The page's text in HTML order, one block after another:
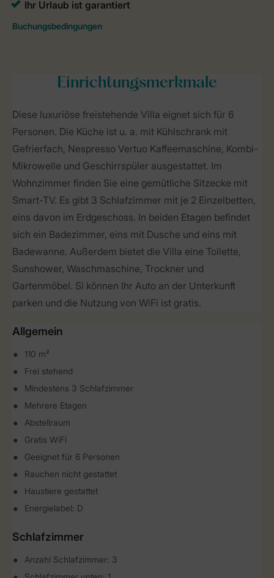
Einrichtungsmerkmale
Diese luxuriöse freistehende Villa eignet sich für 6
Personen. Die Küche ist u. a. mit Kühlschrank mit
Gefrierfach, Nespresso Vertuo Kaffeemaschine, Kombi-
Mikrowelle und Geschirrspüler ausgestattet. Im
Wohnzimmer finden Sie eine gemütliche Sitzecke mit
Smart-TV. Es gibt 3 Schlafzimmer mit je 2 Einzelbetten,
eins davon im Erdgeschoss. In beiden Etagen befindet
sich ein Badezimmer, eins mit Dusche und eins mit
Badewanne. Außerdem bietet die Villa eine Toilette,
Sunshower, Waschmaschine, Trockner und
Gartenmöbel. Si können Ihr Auto an der Unterkunft
parken und die Nutzung von WiFi ist gratis.
Allgemein
110 m²
Frei stehend
Mindestens 3 Schlafzimmer
Mehrere Etagen
Abstellraum
Gratis WiFi
Geeignet für 6 Personen
Rauchen nicht gestattet
Haustiere gestattet
Energielabel: D
Schlafzimmer
Anzahl Schlafzimmer: 3